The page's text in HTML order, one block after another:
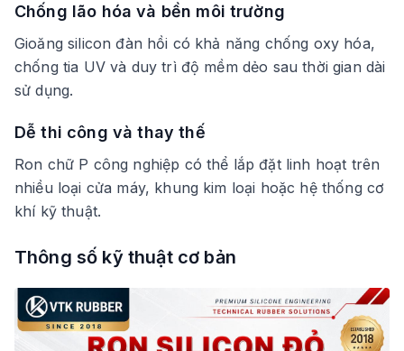
Chống lão hóa và bền môi trường
Gioăng silicon đàn hồi có khả năng chống oxy hóa,
chống tia UV và duy trì độ mềm dẻo sau thời gian dài
sử dụng.
Dễ thi công và thay thế
Ron chữ P công nghiệp có thể lắp đặt linh hoạt trên
nhiều loại cửa máy, khung kim loại hoặc hệ thống cơ
khí kỹ thuật.
Thông số kỹ thuật cơ bản